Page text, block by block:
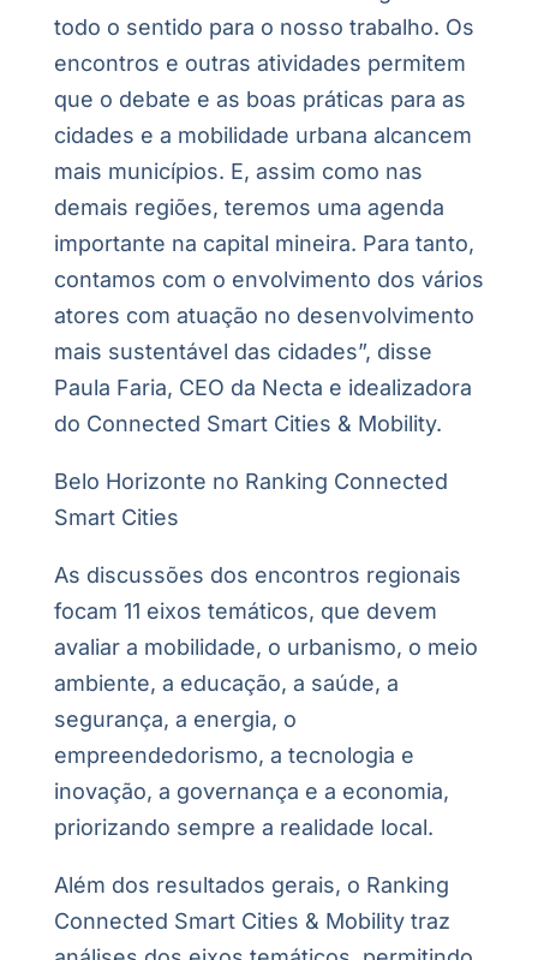
todo o sentido para o nosso trabalho. Os
encontros e outras atividades permitem
que o debate e as boas práticas para as
cidades e a mobilidade urbana alcancem
mais municípios. E, assim como nas
demais regiões, teremos uma agenda
importante na capital mineira. Para tanto,
contamos com o envolvimento dos vários
atores com atuação no desenvolvimento
mais sustentável das cidades”, disse
Paula Faria, CEO da Necta e idealizadora
do Connected Smart Cities & Mobility.
Belo Horizonte no Ranking Connected
Smart Cities
As discussões dos encontros regionais
focam 11 eixos temáticos, que devem
avaliar a mobilidade, o urbanismo, o meio
ambiente, a educação, a saúde, a
segurança, a energia, o
empreendedorismo, a tecnologia e
inovação, a governança e a economia,
priorizando sempre a realidade local.
Além dos resultados gerais, o Ranking
Connected Smart Cities & Mobility traz